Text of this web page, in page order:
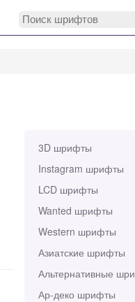
3D шрифты
Instagram шрифты
LCD шрифты
Wanted шрифты
Western шрифты
Азиатские шрифты
Альтернативные
Ар-деко шрифты